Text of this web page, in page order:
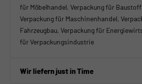
für Möbelhandel, Verpackung für
Verpackung für Maschinenhandel,
Fahrzeugbau, Verpackung für
für Verpackungsindustrie
Wir liefern just in Time